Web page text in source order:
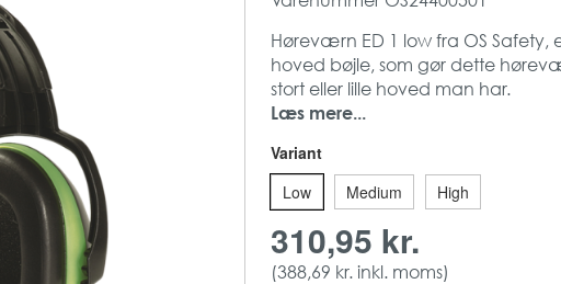
Høreværn ED 1 low fra OS
hoved bøjle, som gør dette
stort eller lille hoved man har.
Derudover har produktet ingen
Dæmpningsværdi_ Høj 36 dB
Vægt: 255 gram
Mængde: 1 stk pr pakke
Antal: 20 stk pr karton
Læs mere...
Variant
Low
Medium High
310,95 kr.
(388,69 kr.inkl. moms)